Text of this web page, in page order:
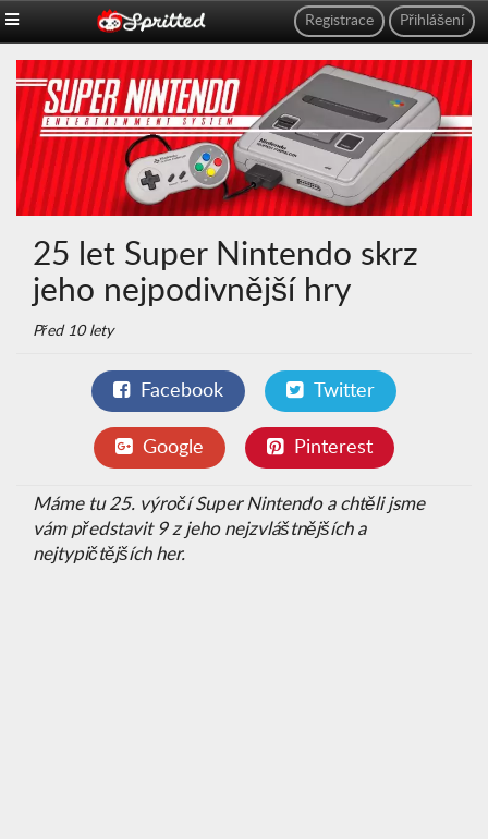
Přihlášení
Registrace
25 let Super Nintendo skrz
jeho nejpodivnější hry
Před 10 lety
Facebook Twitter
Google Pinterest
Máme tu 25. výročí Super Nintendo a chtěli jsme
vám představit 9 z jeho nejzvláštnějších a
nejtypičtějších her.